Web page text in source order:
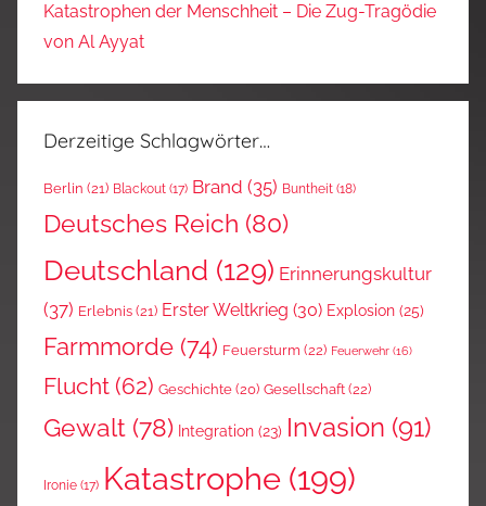
Katastrophen der Menschheit – Die Zug-Tragödie
von Al Ayyat
Derzeitige Schlagwörter…
Berlin (21) Blackout (17) Brand (35) Buntheit (18)
Deutsches Reich (80)
Deutschland (129) Erinnerungskultur
(37) Erlebnis (21) Erster Weltkrieg (30) Explosion (25)
Farmmorde (74) Feuersturm (22) Feuerwehr (16)
Flucht (62) Geschichte (20) Gesellschaft(22)
Gewalt (78) Integration (23) Invasion (91)
Ironie (17) Katastrophe (199)